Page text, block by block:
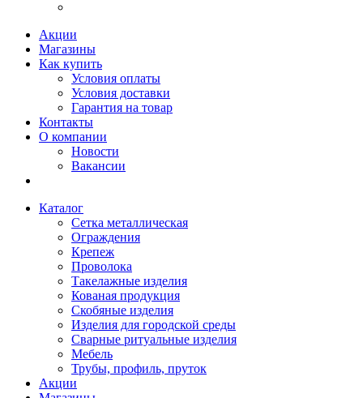
Акции
Магазины
Как купить
Условия оплаты
Условия доставки
Гарантия на товар
Контакты
О компании
Новости
Вакансии
Каталог
Сетка металлическая
Ограждения
Крепеж
Проволока
Такелажные изделия
Кованая продукция
Скобяные изделия
Изделия для городской среды
Сварные ритуальные изделия
Мебель
Трубы, профиль, пруток
Акции